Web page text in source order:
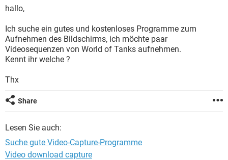
FACEBOOK
FACEBOOK HARDWARE
ANDROID
WINDOWS 10 INSTAGRAM
WHATSAPP TIKTOK
FACEBOOK
hallo,
Ich suche ein gutes und kostenloses Programme zum
Aufnehmen des Bildschirms, ich möchte paar
Videosequenzen von World of Tanks aufnehmen.
Kennt ihr welche ?
Thx
Share
Lesen Sie auch:
Suche gute Video-Capture-Programme
Video download capture